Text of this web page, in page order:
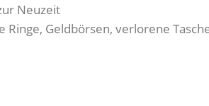
Neuzeit
Geldbörsen, verlorene